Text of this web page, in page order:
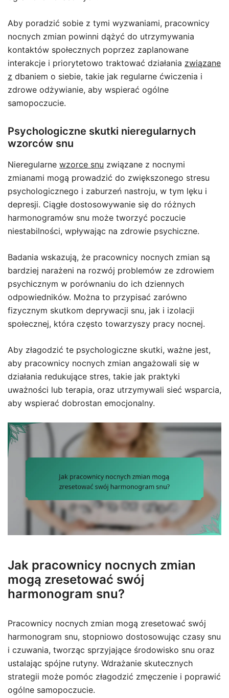
Aby poradzić sobie z tymi wyzwaniami, pracownicy
nocnych zmian powinni dążyć do utrzymywania
kontaktów społecznych poprzez zaplanowane
interakcje i priorytetowo traktować działania związane
z dbaniem o siebie, takie jak regularne ćwiczenia i
zdrowe odżywianie, aby wspierać ogólne
samopoczucie.
Psychologiczne skutki nieregularnych
wzorców snu
Nieregularne wzorce snu związane z nocnymi
zmianami mogą prowadzić do zwiększonego stresu
psychologicznego i zaburzeń nastroju, w tym lęku i
depresji. Ciągłe dostosowywanie się do różnych
harmonogramów snu może tworzyć poczucie
niestabilności, wpływając na zdrowie psychiczne.
Badania wskazują, że pracownicy nocnych zmian są
bardziej narażeni na rozwój problemów ze zdrowiem
psychicznym w porównaniu do ich dziennych
odpowiedników. Można to przypisać zarówno
fizycznym skutkom deprywacji snu, jak i izolacji
społecznej, która często towarzyszy pracy nocnej.
Aby złagodzić te psychologiczne skutki, ważne jest,
aby pracownicy nocnych zmian angażowali się w
działania redukujące stres, takie jak praktyki
uważności lub terapia, oraz utrzymywali sieć wsparcia,
aby wspierać dobrostan emocjonalny.
Jak pracownicy nocnych zmian
mogą zresetować swój
harmonogram snu?
Pracownicy nocnych zmian mogą zresetować swój
harmonogram snu, stopniowo dostosowując czasy snu
i czuwania, tworząc sprzyjające środowisko snu oraz
ustalając spójne rutyny. Wdrażanie skutecznych
strategii może pomóc złagodzić zmęczenie i poprawić
ogólne samopoczucie.